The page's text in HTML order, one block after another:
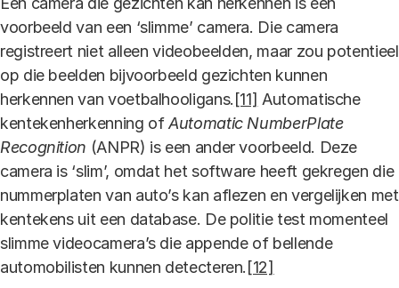
voorbeeld van een ‘slimme’ camera. Die camera
registreert niet alleen videobeelden, maar zou potentieel
op die beelden bijvoorbeeld gezichten kunnen
herkennen van voetbalhooligans. [11] Automatische
kentekenherkenning ofAutomatic NumberPlate
Recognition (ANPR) is een ander voorbeeld. Deze
camera is ‘slim’, omdat het software heeft gekregen die
nummerplaten van auto’s kan aflezen en vergelijken met
kentekens uit een database. De politie test momenteel
slimme videocamera’s die appende of bellende
automobilisten kunnen detecteren. [12]